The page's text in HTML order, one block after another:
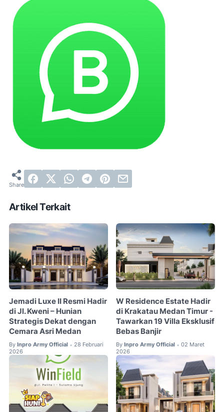
Artikel Terkait
Jemadi Luxe II Resmi Hadir
di Jl. Kweni – Hunian
Strategis Dekat dengan
Cemara Asri Medan
By Inpro Army Official • 28 Februari
2026
W Residence Estate Hadir
di Krakatau Medan Timur -
Tawarkan 19 Villa Eksklusif
Bebas Banjir
By Inpro Army Official • 02 Maret
2026